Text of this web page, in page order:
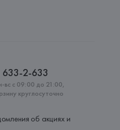
633-2-633
вс с 09:00 до 21:00,
круглосуточно
об акциях и